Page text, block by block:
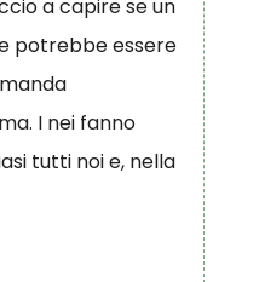
a capire se un
potrebbe essere
I nei fanno
tutti noi e, nella